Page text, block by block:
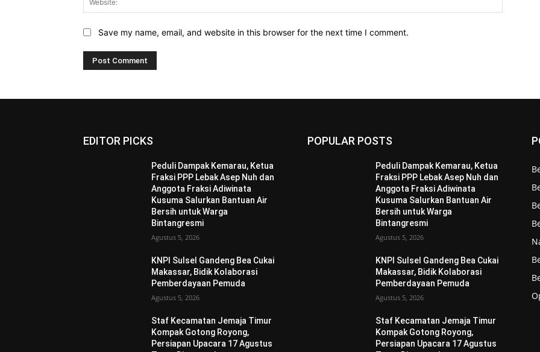
Save my name, email, and website in this browser for the next time I comment.
EDITOR PICKS
Peduli Dampak Kemarau, Ketua
Fraksi PPP Lebak Asep Nuh dan
Anggota Fraksi Adiwinata
Kusuma Salurkan Bantuan Air
Bersih untuk Warga
Bintangresmi
Agustus 5, 2026
KNPI Sulsel Gandeng Bea Cukai
Makassar, Bidik Kolaborasi
Pemberdayaan Pemuda
Agustus 5, 2026
Staf Kecamatan Jemaja Timur
Kompak Gotong Royong,
Persiapan Upacara 17 Agustus
POPULAR POSTS
Peduli Dampak Kemarau, Ketua
Fraksi PPP Lebak Asep Nuh dan
Anggota Fraksi Adiwinata
Kusuma Salurkan Bantuan Air
Bersih untuk Warga
Bintangresmi
Agustus 5, 2026
KNPI Sulsel Gandeng Bea Cukai
Makassar, Bidik Kolaborasi
Pemberdayaan Pemuda
Agustus 5, 2026
Staf Kecamatan Jemaja Timur
Kompak Gotong Royong,
Persiapan Upacara 17 Agustus